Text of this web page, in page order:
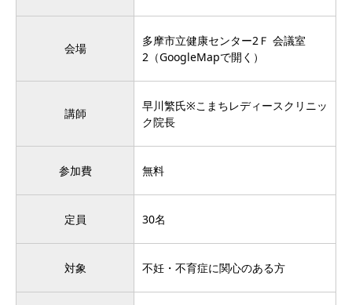
会場
多摩市立健康センター2Ｆ 会議室
2（GoogleMapで開く ）
講師
早川繁氏※こまちレディースクリニッ
ク院長
参加費 無料
定員 30名
対象 不妊・不育症に関心のある方